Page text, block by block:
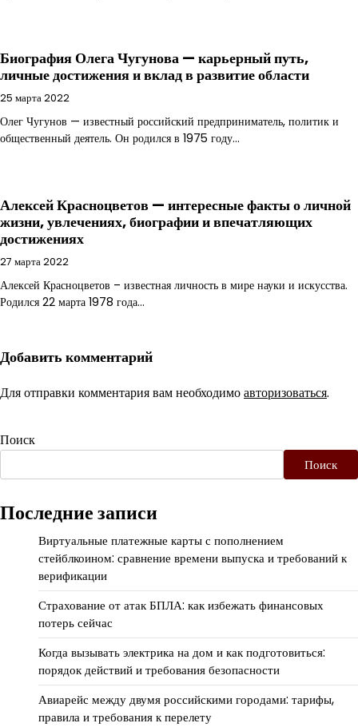
Биография Олега Чугунова — карьерный путь,
личные достижения и вклад в развитие области
25 марта 2022
Олег Чугунов — известный российский предприниматель, политик и
общественный деятель. Он родился в 1975 году…
Алексей Красноцветов — интересные факты о личной
жизни, увлечениях, биографии и впечатляющих
достижениях
27 марта 2022
Алексей Красноцветов – известная личность в мире науки и искусства.
Родился 22 марта 1978 года…
Добавить комментарий
Для отправки комментария вам необходимоавторизоваться.
Поиск
Поиск
Последние записи
Виртуальные платежные карты с пополнением
стейблкоином: сравнение времени выпуска и требований к
верификации
Страхование от атак БПЛА: как избежать финансовых
потерь сейчас
Когда вызывать электрика на дом и как подготовиться:
порядок действий и требования безопасности
Авиарейс между двумя российскими городами: тарифы,
правила и требования к перелету